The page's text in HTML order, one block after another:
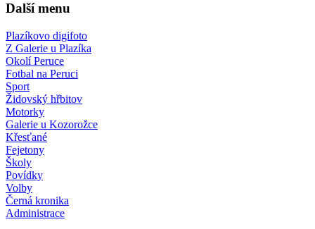
Další menu
Plazíkovo digifoto
Z Galerie u Plazíka
Okolí Peruce
Fotbal na Peruci
Sport
Židovský hřbitov
Motorky
Galerie u Kozorožce
Křesťané
Fejetony
Školy
Povídky
Volby
Černá kronika
Administrace